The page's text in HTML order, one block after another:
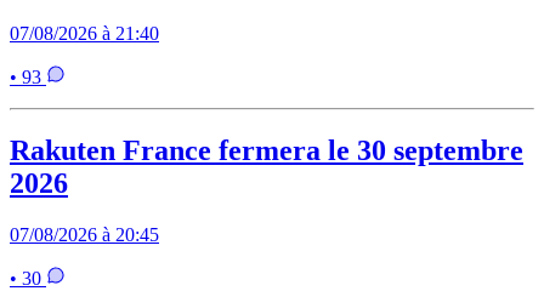
07/08/2026 à 21:40
• 93
Rakuten France fermera le 30 septembre
2026
07/08/2026 à 20:45
• 30